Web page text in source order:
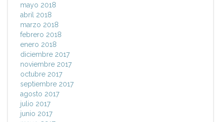
mayo 2018
abril 2018
marzo 2018
febrero 2018
enero 2018
diciembre 2017
noviembre 2017
octubre 2017
septiembre 2017
agosto 2017
julio 2017
junio 2017